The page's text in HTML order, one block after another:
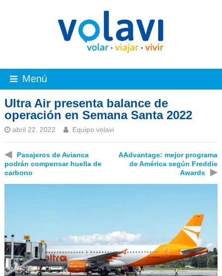
Menú
Ultra Air presenta balance de
operación en Semana Santa 2022
abril 22, 2022 Equipo volavi
◀
Pasajeros de Avianca
podrán compensar huella de
carbono
AAdvantage: mejor programa
de América según Freddie
Awards
▶